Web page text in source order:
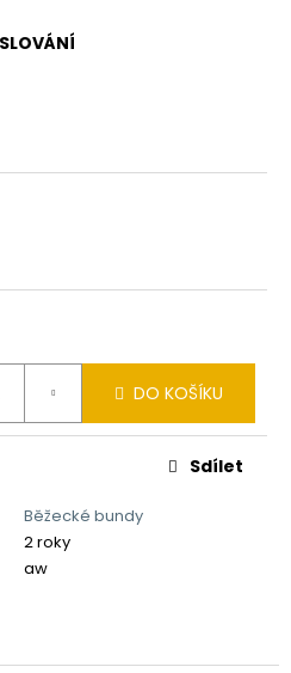
DO KOŠÍKU
Běžecké bundy
2 roky
aw
Sdílet